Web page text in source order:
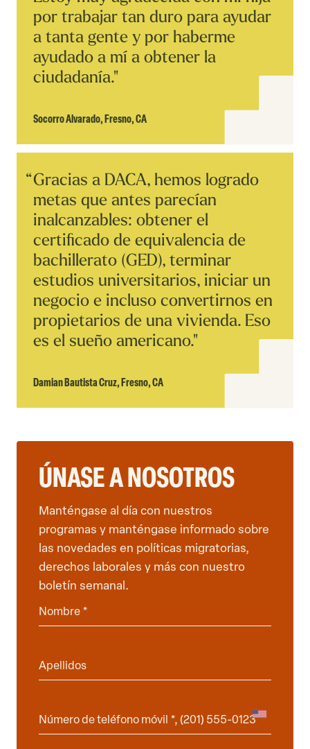
por trabajar tan duro para ayudar
a tanta gente y por haberme
ayudado a mí a obtener la
ciudadanía."
Socorro Alvarado,Fresno, CA
Historia
Gracias a DACA, hemos logrado
metas que antes parecían
inalcanzables: obtener el
certificado de equivalencia de
bachillerato (GED), terminar
estudios universitarios, iniciar un
negocio e incluso convertirnos en
propietarios de una vivienda. Eso
es el sueño americano."
Damian Bautista Cruz,Fresno, CA
ÚNASE A NOSOTROS
Manténgase al día con nuestros
programas y manténgase informado sobre
las novedades en políticas migratorias,
derechos laborales y más con nuestro
boletín semanal.